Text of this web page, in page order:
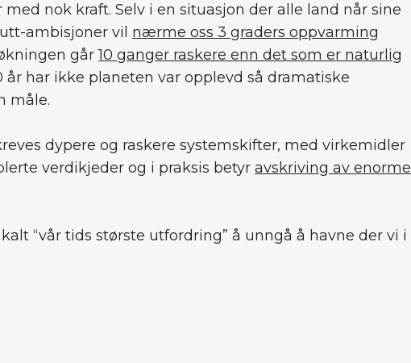
nok kraft. Selv i en situasjon der alle land når sine
ambisjoner vil nærme oss 3 graders oppvarming
går10 ganger raskere enn det som er naturlig
år har ikke planeten var opplevd så dramatiske
måle.
dypere og raskere systemskifter, med virkemidler
verdikjeder og i praksis betyr avskriving av enorme
“vår tids største utfordring” å unngå å havne der vi i